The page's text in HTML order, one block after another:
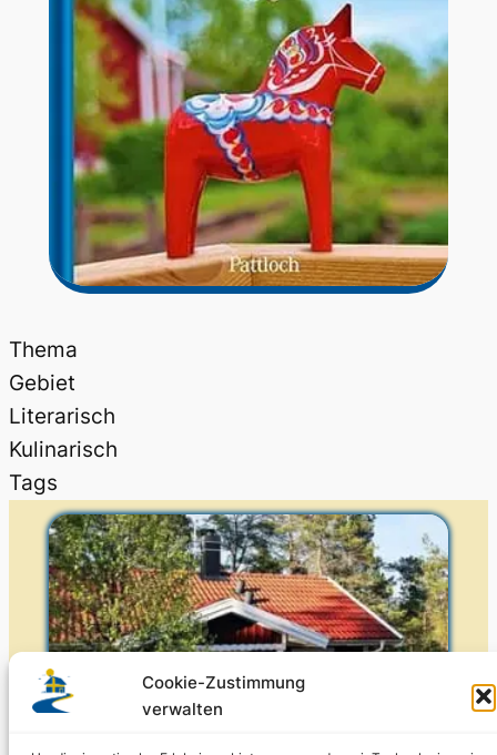
Cookie-Zustimmung
verwalten
Thema
Gebiet
Literarisch
Kulinarisch
Tags